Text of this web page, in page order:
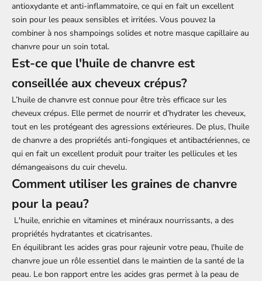
antioxydante et anti-inflammatoire, ce qui en fait un excellent
soin pour les peaux sensibles et irritées. Vous pouvez la
combiner à nos shampoings solides et notre masque capillaire au
chanvre pour un soin total.
Est-ce que l'huile de chanvre est
conseillée aux cheveux crépus?
L’huile de chanvre est connue pour être très efficace sur les
cheveux crépus. Elle permet de nourrir et d’hydrater les cheveux,
tout en les protégeant des agressions extérieures. De plus, l’huile
de chanvre a des propriétés anti-fongiques et antibactériennes, ce
qui en fait un excellent produit pour traiter les pellicules et les
démangeaisons du cuir chevelu.
Comment utiliser les graines de chanvre
pour la peau?
L'huile, enrichie en vitamines et minéraux nourrissants, a des
propriétés hydratantes et cicatrisantes.
En équilibrant les acides gras pour rajeunir votre peau, l'huile de
chanvre joue un rôle essentiel dans le maintien de la santé de la
peau. Le bon rapport entre les acides gras permet à la peau de